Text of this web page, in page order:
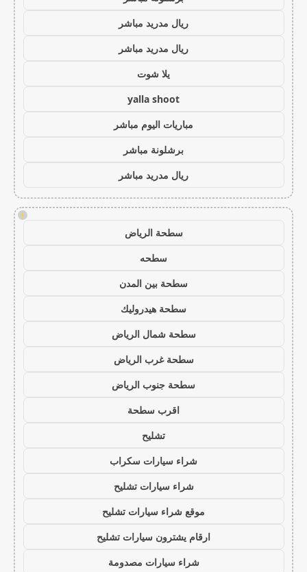
ريال مدريد مباشر
ريال مدريد مباشر
يلا شوت
yalla shoot
مباريات اليوم مباشر
برشلونة مباشر
ريال مدريد مباشر
!
سطحة الرياض
سطحه
سطحة بين المدن
سطحة هيدروليك
سطحة شمال الرياض
سطحة غرب الرياض
سطحة جنوب الرياض
اقرب سطحة
تشليح
شراء سيارات سكراب
شراء سيارات تشليح
موقع شراء سيارات تشليح
ارقام يشترون سيارات تشليح
شراء سيارات مصدومة